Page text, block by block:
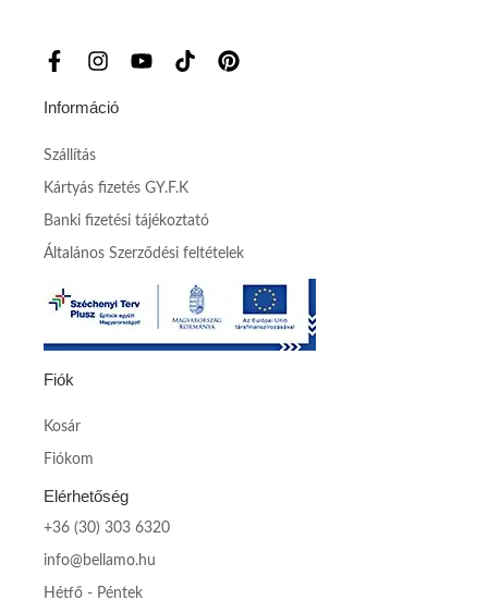
Információ
Szállítás
Kártyás fizetés GY.F.K
Banki fizetési tájékoztató
Általános Szerződési feltételek
Fiók
Kosár
Fiókom
Elérhetőség
+36 (30) 303 6320
info@bellamo.hu
Hétfő - Péntek